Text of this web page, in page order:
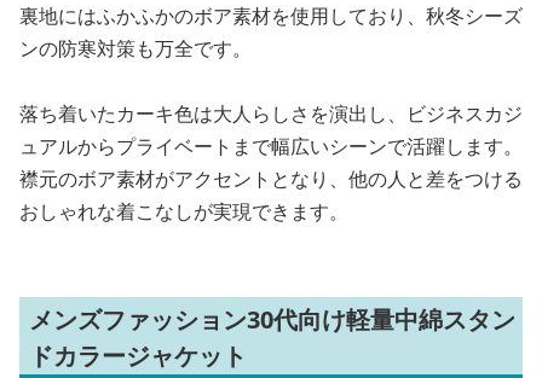
裏地にはふかふかのボア素材を使用しており、秋冬シーズ
ンの防寒対策も万全です。
落ち着いたカーキ色は大人らしさを演出し、ビジネスカジ
ュアルからプライベートまで幅広いシーンで活躍します。
襟元のボア素材がアクセントとなり、他の人と差をつける
おしゃれな着こなしが実現できます。
メンズファッション30代向け軽量中綿スタン
ドカラージャケット